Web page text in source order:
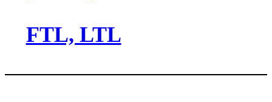
FTL, LTL